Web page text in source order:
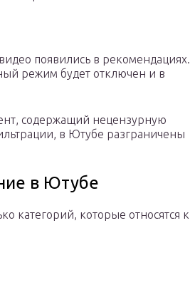
появились в рекомендациях.
режим будет отключен и в
содержащий нецензурную
в Ютубе разграничены
в Ютубе
категорий, которые относятся к